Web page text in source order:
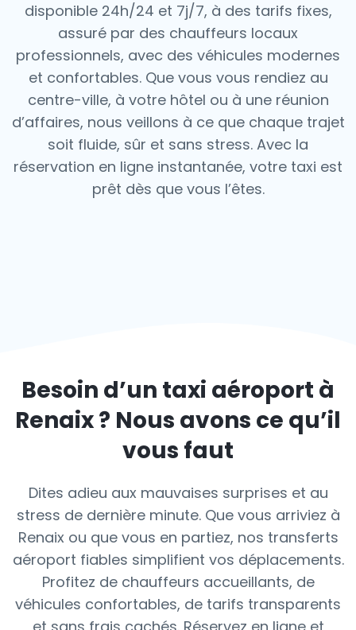
disponible 24h/24 et 7j/7, à des tarifs fixes,
assuré par des chauffeurs locaux
professionnels, avec des véhicules modernes
et confortables. Que vous vous rendiez au
centre-ville, à votre hôtel ou à une réunion
d’affaires, nous veillons à ce que chaque trajet
soit fluide, sûr et sans stress. Avec la
réservation en ligne instantanée, votre taxi est
prêt dès que vous l’êtes.
Besoin d’un taxi aéroport à
Renaix? Nous avons ce qu’il
vous faut
Dites adieu aux mauvaises surprises et au
stress de dernière minute. Que vous arriviez à
Renaix ou que vous en partiez, nos transferts
aéroport fiables simplifient vos déplacements.
Profitez de chauffeurs accueillants, de
véhicules confortables, de tarifs transparents